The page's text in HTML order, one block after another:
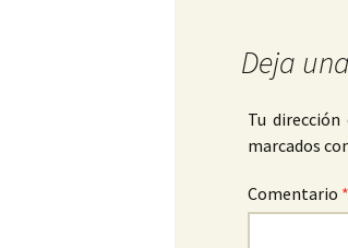
Deja
Tu
marcados
Comentario *